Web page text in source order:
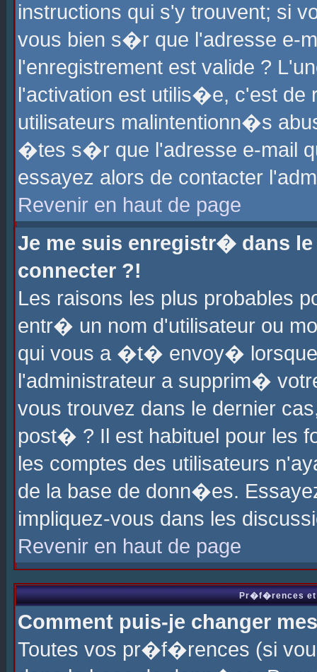
instructions qui s'y trouvent; si
vous bien s�r que l'adresse e-
l'enregistrement est valide ?
l'activation est utilis�e, c'est
utilisateurs malintentionn�s
�tes s�r que l'adresse e-mail
essayez alors de contacter
Revenir en haut de page
Je me suis enregistr� dans
connecter ?!
Les raisons les plus probables
entr� un nom d'utilisateur ou
qui vous a �t� envoy�
l'administrateur a supprim�
vous trouvez dans le dernier
post� ? Il est habituel pour les
les comptes des utilisateurs
de la base de donn�es.
impliquez-vous dans les
Revenir en haut de page
Pr�f�rences et
Comment puis-je changer
Toutes vos pr�f�rences (si